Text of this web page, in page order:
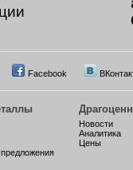
Facebook
Новости
Аналитика
Цены